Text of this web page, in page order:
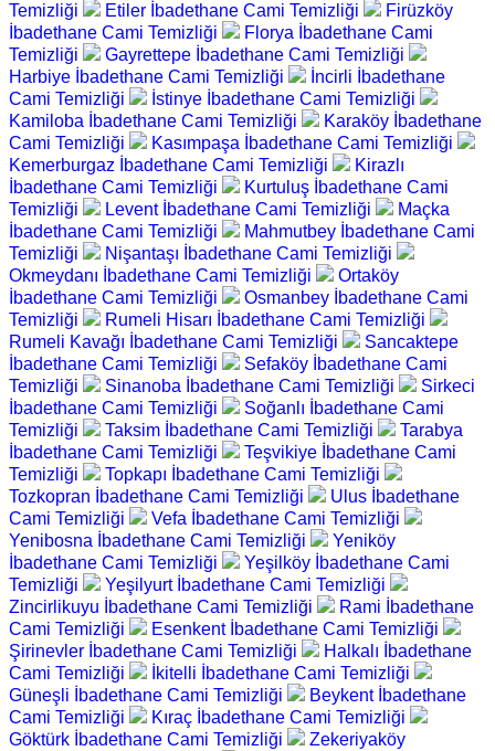
Temizliği
Etiler İbadethane Cami Temizliği
Firüzköy
İbadethane Cami Temizliği
Florya İbadethane Cami
Temizliği
Gayrettepe İbadethane Cami Temizliği
Harbiye İbadethane Cami Temizliği
İncirli İbadethane
Cami Temizliği
İstinye İbadethane Cami Temizliği
Kamiloba İbadethane Cami Temizliği
Karaköy İbadethane
Cami Temizliği
Kasımpaşa İbadethane Cami Temizliği
Kemerburgaz İbadethane Cami Temizliği
Kirazlı
İbadethane Cami Temizliği
Kurtuluş İbadethane Cami
Temizliği
Levent İbadethane Cami Temizliği
Maçka
İbadethane Cami Temizliği
Mahmutbey İbadethane Cami
Temizliği
Nişantaşı İbadethane Cami Temizliği
Okmeydanı İbadethane Cami Temizliği
Ortaköy
İbadethane Cami Temizliği
Osmanbey İbadethane Cami
Temizliği
Rumeli Hisarı İbadethane Cami Temizliği
Rumeli Kavağı İbadethane Cami Temizliği
Sancaktepe
İbadethane Cami Temizliği
Sefaköy İbadethane Cami
Temizliği
Sinanoba İbadethane Cami Temizliği
Sirkeci
İbadethane Cami Temizliği
Soğanlı İbadethane Cami
Temizliği
Taksim İbadethane Cami Temizliği
Tarabya
İbadethane Cami Temizliği
Teşvikiye İbadethane Cami
Temizliği
Topkapı İbadethane Cami Temizliği
Tozkopran İbadethane Cami Temizliği
Ulus İbadethane
Cami Temizliği
Vefa İbadethane Cami Temizliği
Yenibosna İbadethane Cami Temizliği
Yeniköy
İbadethane Cami Temizliği
Yeşilköy İbadethane Cami
Temizliği
Yeşilyurt İbadethane Cami Temizliği
Zincirlikuyu İbadethane Cami Temizliği
Rami İbadethane
Cami Temizliği
Esenkent İbadethane Cami Temizliği
Şirinevler İbadethane Cami Temizliği
Halkalı İbadethane
Cami Temizliği
İkitelli İbadethane Cami Temizliği
Güneşli İbadethane Cami Temizliği
Beykent İbadethane
Cami Temizliği
Kıraç İbadethane Cami Temizliği
Göktürk İbadethane Cami Temizliği
Zekeriyaköy